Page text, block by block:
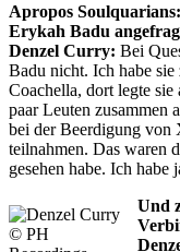
Apropos
Erykah Badu
Denzel Curry: Bei
Badu nicht. Ich habe
Coachella, dort legte
paar Leuten zusammen
bei der Beerdigung
teilnahmen. Das waren
gesehen habe. Ich
© PH
Und